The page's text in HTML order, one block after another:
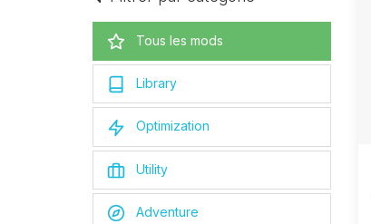
Tous les mods
Library
Optimization
Utility
Adventure